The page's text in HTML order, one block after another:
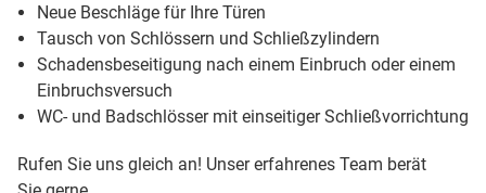
Neue Beschläge für Ihre Türen
Tausch von Schlössern und Schließzylindern
Schadensbeseitigung nach einem Einbruch oder einem
Einbruchsversuch
WC- und Badschlösser mit einseitiger Schließvorrichtung
Rufen Sie uns gleich an! Unser erfahrenes Team berät